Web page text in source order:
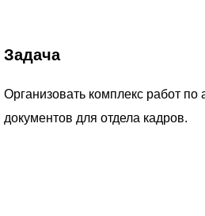
Задача
Организовать комплекс работ по
документов для отдела кадров.